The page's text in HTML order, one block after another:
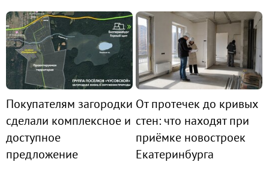
Покупателям загородки
сделали комплексное и
доступное
предложение
От протечек до кривых
стен: что находят при
приёмке новостроек
Екатеринбурга